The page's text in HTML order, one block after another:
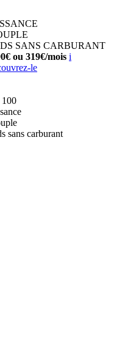
SANS CARBURANT
ou 319€/mois i
le
100
sans carburant